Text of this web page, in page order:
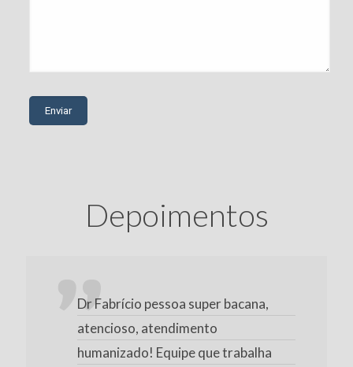
Depoimentos
Dr Fabrício pessoa super bacana,
atencioso, atendimento
humanizado! Equipe que trabalha